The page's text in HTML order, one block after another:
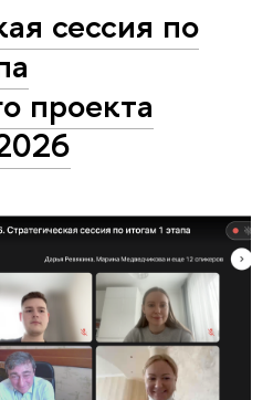
сессия по
проекта